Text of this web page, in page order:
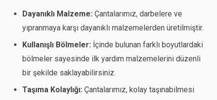
Dayanıklı Malzeme: Çantalarımız, darbelere ve
yıpranmaya karşı dayanıklı malzemelerden üretilmiştir.
Kullanışlı Bölmeler: İçinde bulunan farklı boyutlardaki
bölmeler sayesinde ilk yardım malzemelerini düzenli
bir şekilde saklayabilirsiniz.
Taşıma Kolaylığı: Çantalarımız, kolay taşınabilmesi